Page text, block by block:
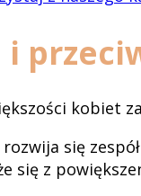
i
kobiet
się
się z